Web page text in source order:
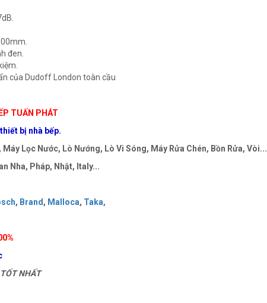
đen.
của Dudoff London toàn cầu
TUẤN PHÁT
bị nhà bếp.
Máy Lọc Nước, Lò Nướng, Lò Vi Sóng, Máy Rửa Chén, Bồn Rửa, Vòi...
Nha, Pháp, Nhật, Italy...
, Brand, Malloca, Taka,
NHẤT